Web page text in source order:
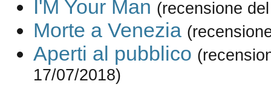
I'M Your Man (recensione
Morte a Venezia
Aperti al pubblico
17/07/2018)